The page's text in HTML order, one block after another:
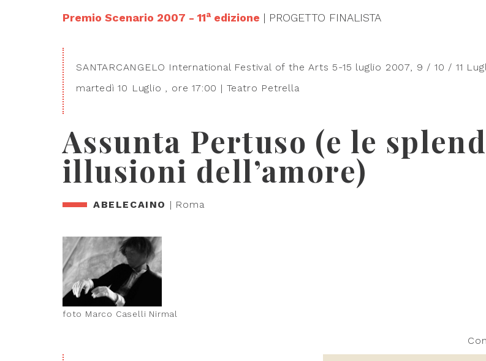
Premio Scenario 2007 - 11a edizione | PROGETTO FINALISTA
SANTARCANGELO International Festival of the Arts 5-15 luglio 2007, 9 / 10 / 11
martedì 10 Luglio , ore 17:00 | Teatro Petrella
Assunta Pertuso (e le
illusioni dell’amore)
ABELECAINO | Roma
foto Marco Caselli Nirmal